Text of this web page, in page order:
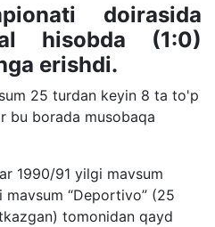
doirasida
hisobda (1:0)
erishdi.
25 turdan keyin 8 ta to'p
bu borada musobaqa
1990/91 yilgi mavsum
“Deportivo” (25
tomonidan qayd